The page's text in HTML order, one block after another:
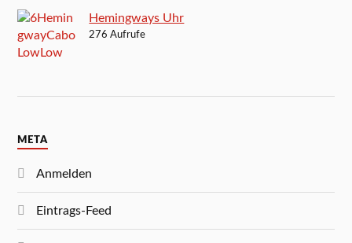
Hemingways Uhr
276 Aufrufe
META
Anmelden
Eintrags-Feed